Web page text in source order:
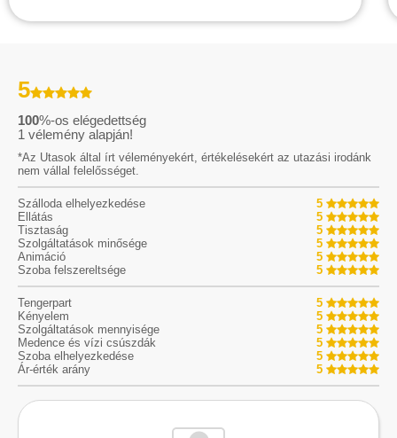
5
100%-os elégedettség
1 vélemény alapján!
*Az Utasok által írt véleményekért, értékelésekért az utazási irodánk
nem vállal felelősséget.
Szálloda elhelyezkedése
5
Ellátás
5
Tisztaság
5
Szolgáltatások minősége
5
Animáció
5
Szoba felszereltsége
5
Tengerpart
5
Kényelem
5
Szolgáltatások mennyisége
5
Medence és vízi csúszdák
5
Szoba elhelyezkedése
5
Ár-érték arány
5